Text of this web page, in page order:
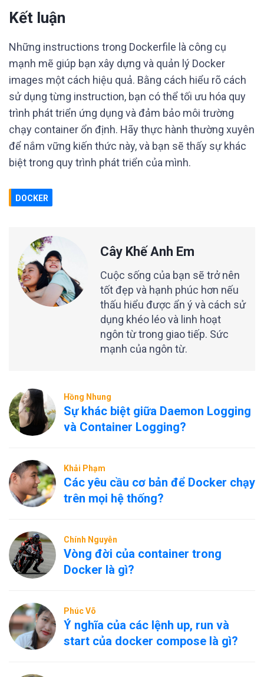
Kết luận
Những instructions trong Dockerfile là công cụ
mạnh mẽ giúp bạn xây dựng và quản lý Docker
images một cách hiệu quả. Bằng cách hiểu rõ cách
sử dụng từng instruction, bạn có thể tối ưu hóa quy
trình phát triển ứng dụng và đảm bảo môi trường
chạy container ổn định. Hãy thực hành thường xuyên
để nắm vững kiến thức này, và bạn sẽ thấy sự khác
biệt trong quy trình phát triển của mình.
DOCKER
Cây Khế Anh Em
Cuộc sống của bạn sẽ trở nên
tốt đẹp và hạnh phúc hơn nếu
thấu hiểu được ẩn ý và cách sử
dụng khéo léo và linh hoạt
ngôn từ trong giao tiếp. Sức
mạnh của ngôn từ.
Hồng Nhung
Sự khác biệt giữa Daemon Logging
và Container Logging?
Khải Phạm
Các yêu cầu cơ bản để Docker chạy
trên mọi hệ thống?
Chính Nguyễn
Vòng đời của container trong
Docker là gì?
Phúc Võ
Ý nghĩa của các lệnh up, run và
start của docker compose là gì?